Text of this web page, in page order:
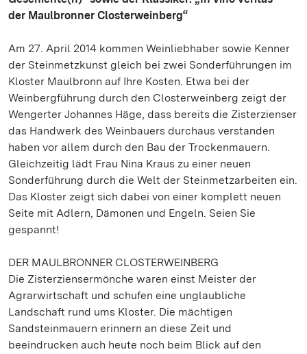
der Maulbronner Closterweinberg“
Am 27. April 2014 kommen Weinliebhaber sowie Kenner
der Steinmetzkunst gleich bei zwei Sonderführungen im
Kloster Maulbronn auf Ihre Kosten. Etwa bei der
Weinbergführung durch den Closterweinberg zeigt der
Wengerter Johannes Häge, dass bereits die Zisterzienser
das Handwerk des Weinbauers durchaus verstanden
haben vor allem durch den Bau der Trockenmauern.
Gleichzeitig lädt Frau Nina Kraus zu einer neuen
Sonderführung durch die Welt der Steinmetzarbeiten ein.
Das Kloster zeigt sich dabei von einer komplett neuen
Seite mit Adlern, Dämonen und Engeln. Seien Sie
gespannt!
DER MAULBRONNER CLOSTERWEINBERG
Die Zisterziensermönche waren einst Meister der
Agrarwirtschaft und schufen eine unglaubliche
Landschaft rund ums Kloster. Die mächtigen
Sandsteinmauern erinnern an diese Zeit und
beeindrucken auch heute noch beim Blick auf den